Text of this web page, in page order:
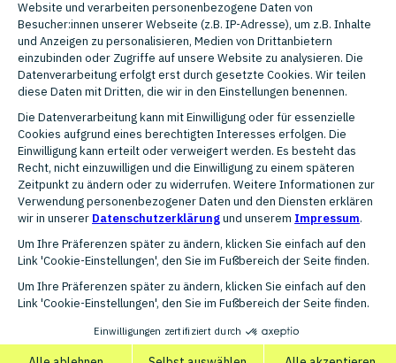
Die vier Commerce-Formen im
direkten Vergleich
Ein praktischer Blick auf die harten Fakten hilft bei der
Einordnung für das eigene Setup. Wo genau verlaufen
Übersicht stellt die wichtigsten Dimensionen gegenüber.
Dimension
Klassischer E-
Commerce
Social
Commerce
Commerce
Kernprinzip
Selbstständiges
Stöbern und
Kaufen im Shop
Verkauf direkt
in sozialen
Netzwerken
Verkauf über
Messenger
Interface /
Kanal
Eigener
Onlineshop,
Webbrowser
TikTok,
Instagram,
Facebook,
Pinterest
WhatsApp,
Chat, Voice-
Assistants
menschliche
menschliche